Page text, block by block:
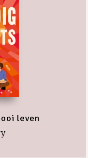
leven